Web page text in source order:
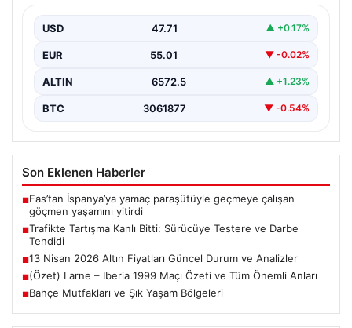
bir tartışma, şiddet olayına dönüştü. Olay sırasında bir…
USD 47.71 ▲ +0.17%
EUR 55.01 ▼ -0.02%
ALTIN 6572.5 ▲ +1.23%
BTC 3061877 ▼ -0.54%
Son Eklenen Haberler
■Fas’tan İspanya’ya yamaç paraşütüyle geçmeye çalışan
göçmen yaşamını yitirdi
■Trafikte Tartışma Kanlı Bitti: Sürücüye Testere ve Darbe
Tehdidi
■13 Nisan 2026 Altın Fiyatları Güncel Durum ve Analizler
■(Özet) Larne – Iberia 1999 Maçı Özeti ve Tüm Önemli Anları
■Bahçe Mutfakları ve Şık Yaşam Bölgeleri